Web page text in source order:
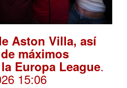
Aston Villa, así
máximos
Europa League.
15:06